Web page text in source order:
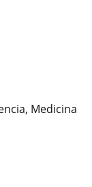
Medicina